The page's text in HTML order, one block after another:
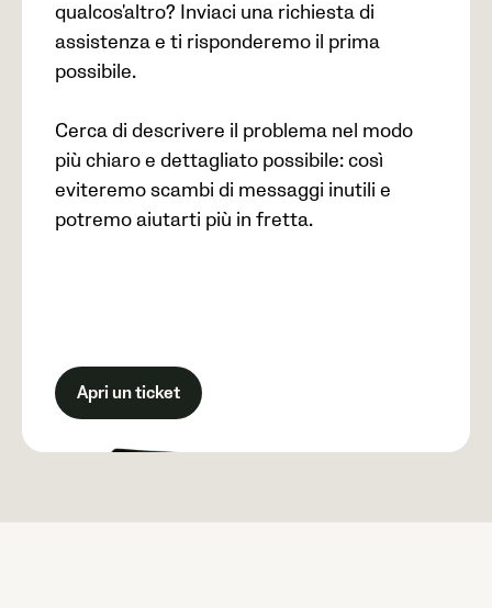
qualcos'altro? Inviaci una richiesta di
assistenza e ti risponderemo il prima
possibile.
Cerca di descrivere il problema nel modo
più chiaro e dettagliato possibile: così
eviteremo scambi di messaggi inutili e
potremo aiutarti più in fretta.
Apri un ticket